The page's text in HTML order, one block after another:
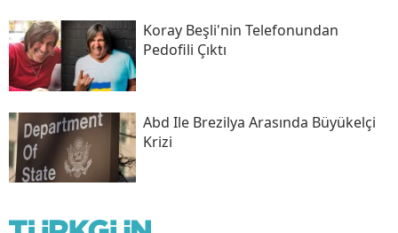
Koray Beşli'nin Telefonundan
Pedofili Çıktı
Abd Ile Brezilya Arasında Büyükelçi
Krizi